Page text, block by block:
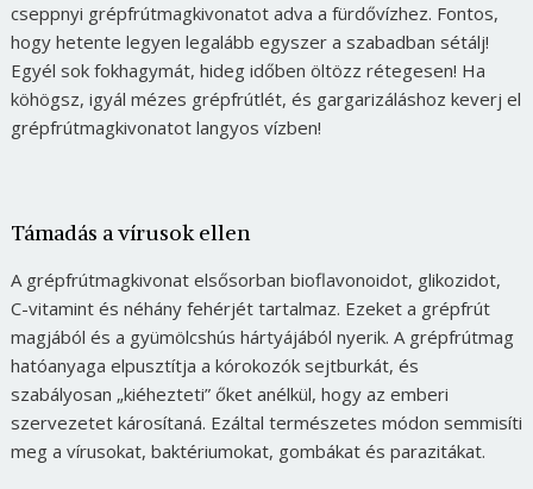
cseppnyi grépfrútmagkivonatot adva a fürdővízhez. Fontos,
hogy hetente legyen legalább egyszer a szabadban sétálj!
Egyél sok fokhagymát, hideg időben öltözz rétegesen! Ha
köhögsz, igyál mézes grépfrútlét, és gargarizáláshoz keverj el
grépfrútmagkivonatot langyos vízben!
Támadás a vírusok ellen
A grépfrútmagkivonat elsősorban bioflavonoidot, glikozidot,
C-vitamint és néhány fehérjét tartalmaz. Ezeket a grépfrút
magjából és a gyümölcshús hártyájából nyerik. A grépfrútmag
hatóanyaga elpusztítja a kórokozók sejtburkát, és
szabályosan „kiéhezteti” őket anélkül, hogy az emberi
szervezetet károsítaná. Ezáltal természetes módon semmisíti
meg a vírusokat, baktériumokat, gombákat és parazitákat.